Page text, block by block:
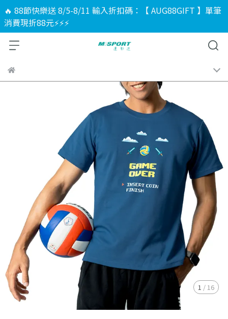
🔥 88節快樂送 8/5-8/11 輸入折扣碼：【 AUG88GIFT 】單筆
消費現折88元⚡⚡⚡
1 / 16